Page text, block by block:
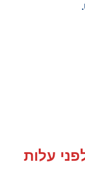
עלות